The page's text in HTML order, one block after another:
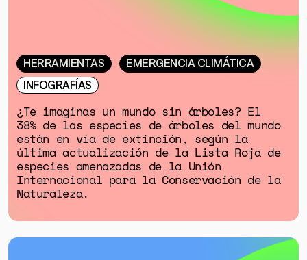
HERRAMIENTAS
EMERGENCIA CLIMÁTICA
INFOGRAFÍAS
¿Te imaginas un mundo sin árboles? El
38% de las especies de árboles del mundo
están en vía de extinción, según la
última actualización de la Lista Roja de
especies amenazadas de la Unión
Internacional para la Conservación de la
Naturaleza.